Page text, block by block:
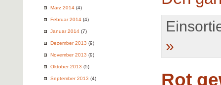
März 2014 (4)
Februar 2014 (4)
Januar 2014 (7)
Dezember 2013 (9)
November 2013 (9)
Oktober 2013 (5)
September 2013 (4)
»
Rot